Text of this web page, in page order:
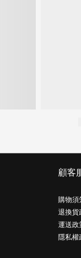
顧客
購物須
退換貨
運送政
隱私權